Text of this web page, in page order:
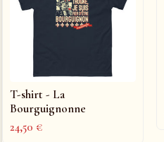
T-shirt - La
Bourguignonne
24,50€